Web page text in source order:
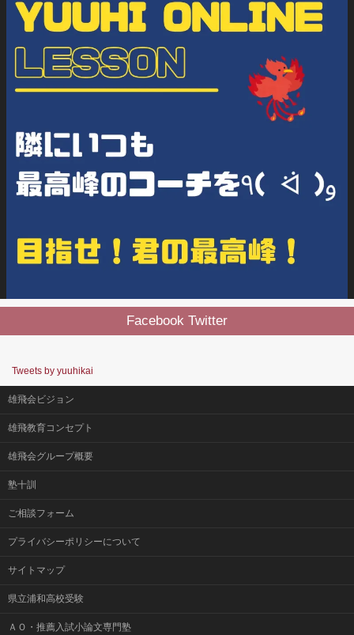
Facebook Twitter
Tweets by yuuhikai
雄飛会ビジョン
雄飛教育コンセプト
雄飛会グループ概要
塾十訓
ご相談フォーム
プライバシーポリシーについて
サイトマップ
県立浦和高校受験
ＡＯ・推薦入試小論文専門塾